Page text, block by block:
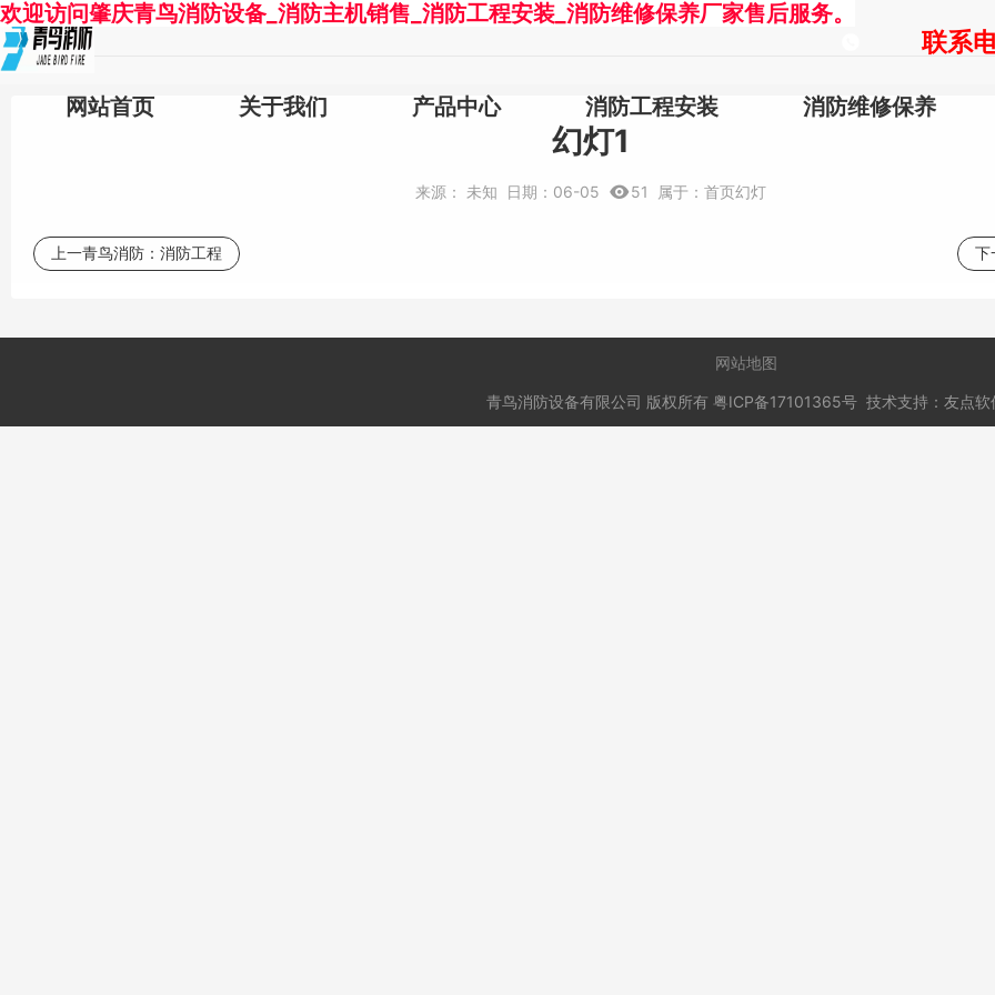
网站首页 关于我们 产品中心 消防工程安装 消防维修保养
欢迎访问肇庆青鸟消防设备_消防主机销售_消防工程安装_消防维修保养厂家售后服务。
联系
幻灯1
来源： 未知 日期： 06-05 51 属于： 首页幻灯
上一青鸟消防： 消防工程 下
网站地图
青鸟消防设备有限公司 版权所有 粤ICP备17101365号 技术支持： 友点软